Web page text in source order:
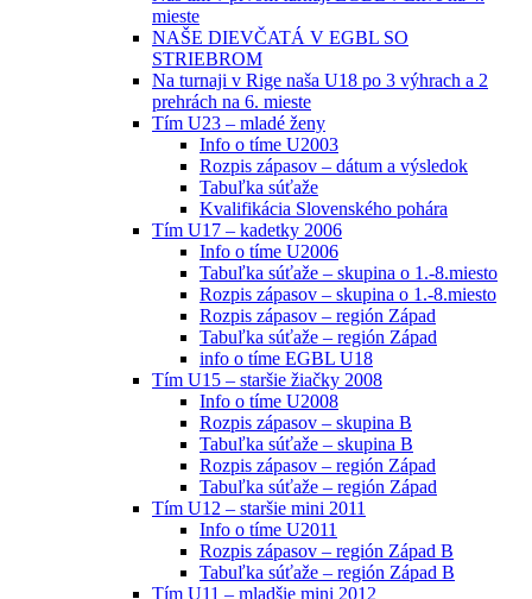
mieste
NAŠE DIEVČATÁ V EGBL SO
STRIEBROM
Na turnaji v Rige naša U18 po 3 výhrach a 2
prehrách na 6. mieste
Tím U23 – mladé ženy
Info o tíme U2003
Rozpis zápasov – dátum a výsledok
Tabuľka súťaže
Kvalifikácia Slovenského pohára
Tím U17 – kadetky 2006
Info o tíme U2006
Tabuľka súťaže – skupina o 1.-8.miesto
Rozpis zápasov – skupina o 1.-8.miesto
Rozpis zápasov – región Západ
Tabuľka súťaže – región Západ
info o tíme EGBL U18
Tím U15 – staršie žiačky 2008
Info o tíme U2008
Rozpis zápasov – skupina B
Tabuľka súťaže – skupina B
Rozpis zápasov – región Západ
Tabuľka súťaže – región Západ
Tím U12 – staršie mini 2011
Info o tíme U2011
Rozpis zápasov – región Západ B
Tabuľka súťaže – región Západ B
Tím U11 – mladšie mini 2012